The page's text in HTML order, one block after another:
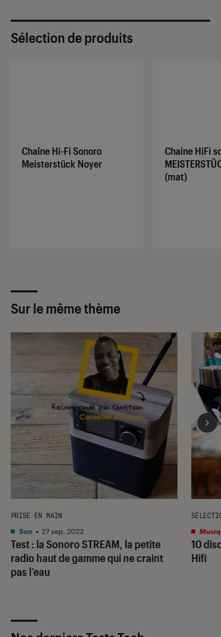
Sélection de produits
Chaîne Hi-Fi Sonoro
Meisterstück Noyer
Chaine HiFi
(mat)
Sur le même thème
Test : la Sonoro STREAM, la petite
radio haut de gamme qui ne craint
pas l’eau
PRISE EN MAIN
Son • 27 sep. 2022
10
Hifi